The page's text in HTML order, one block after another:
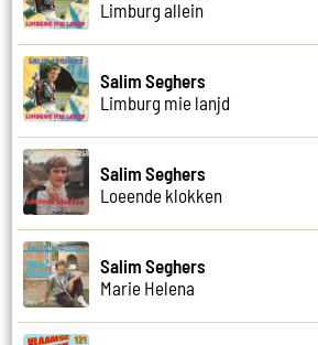
Limburg allein
Salim Seghers
Limburg mie lanjd
Salim Seghers
Loeende klokken
Salim Seghers
Marie Helena